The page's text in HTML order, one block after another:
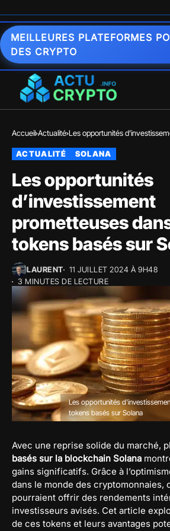
MEILLEURES PLATEFORMES
DES CRYPTO
Accueil Actualité Les opportunités
ACTUALITÉ
SOLANA
Les opportunités
d’investissement
prometteuses
tokens basés sur
LAURENT
11 JUILLET 2024 À 9H48
3 MINUTES DE LECTURE
Les opportunités
tokens basés sur Solana
Avec une reprise solide du marché,
basés sur la blockchain Solana
gains significatifs. Grâce à
dans le monde des cryptomonnaies,
pourraient offrir des rendements
investisseurs avisés. Cet article
de ces tokens et leurs avantages